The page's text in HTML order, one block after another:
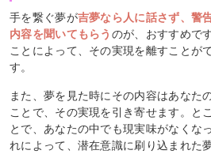
手を繋ぐ夢が吉夢なら人に話さず、警
内容を聞いてもらう のが、おすすめで
ことによって、その実現を離すことが
す。
また、夢を見た時にその内容はあなた
ことで、その実現を引き寄せます。と
とで、あなたの中でも現実味がなくな
れによって、潜在意識に刷り込まれた